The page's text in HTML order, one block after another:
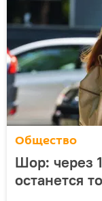
Общество
Шор: через
останется